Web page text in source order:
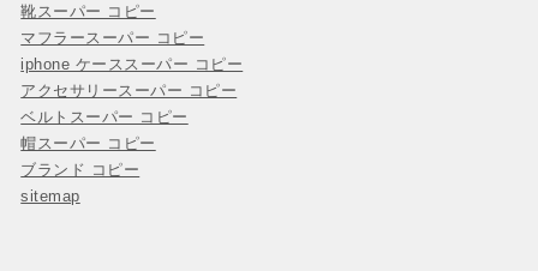
靴スーパー コピー
マフラースーパー コピー
iphone ケーススーパー コピー
アクセサリースーパー コピー
ベルトスーパー コピー
帽スーパー コピー
ブランド コピー
sitemap